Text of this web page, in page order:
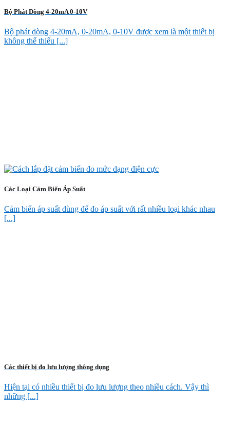
Bộ Phát Dòng 4-20mA 0-10V
Bộ phát dòng 4-20mA, 0-20mA, 0-10V được xem là một thiết bị
không thể thiếu [...]
Các Loại Cảm Biến Áp Suất
Cảm biến áp suất dùng để đo áp suất với rất nhiều loại khác nhau
[...]
Các thiết bị đo lưu lượng thông dụng
Hiện tại có nhiều thiết bị đo lưu lượng theo nhiều cách. Vậy thì
những [...]